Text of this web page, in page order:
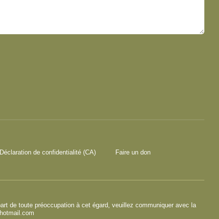
Déclaration de confidentialité (CA) Faire un don
de toute préoccupation à cet égard, veuillez communiquer avec la